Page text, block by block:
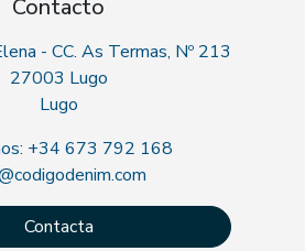
Contacto
- CC. As Termas, Nº 213
27003 Lugo
Lugo
+34 673 792 168
Contacta